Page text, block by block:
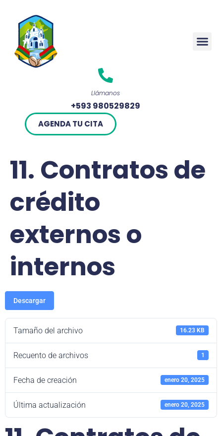
Llámanos
+593 980529829
AGENDA TU CITA
11. Contratos de
crédito
externos o
internos
Descargar
Tamaño del archivo 16.23 KB
Recuento de archivos 1
Fecha de creación enero 20, 2025
Última actualización enero 20, 2025